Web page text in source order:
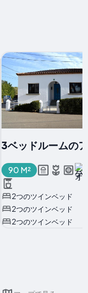
3ベッドルームの
90 M²
2つのツインベッド
2つのツインベッド
2つのツインベッド